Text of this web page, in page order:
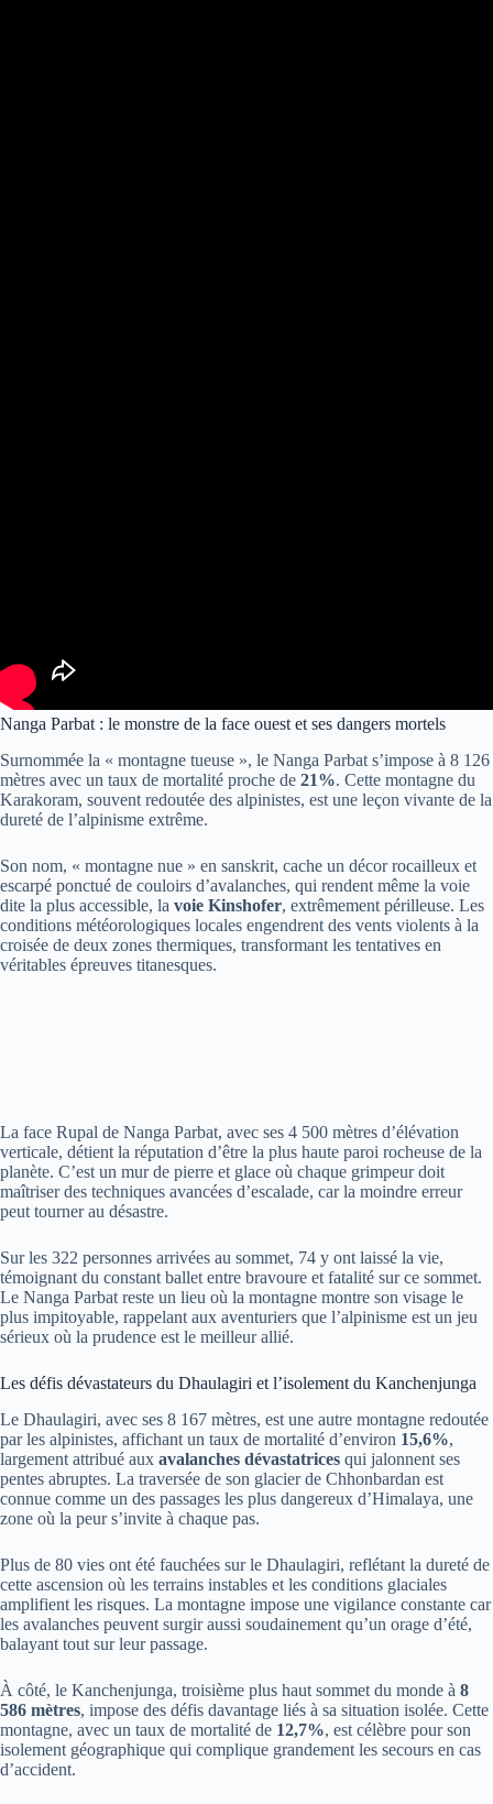
Nanga Parbat : le monstre de la face ouest et ses dangers mortels
Surnommée la « montagne tueuse », le Nanga Parbat s’impose à 8 126
mètres avec un taux de mortalité proche de 21%. Cette montagne du
Karakoram, souvent redoutée des alpinistes, est une leçon vivante de la
dureté de l’alpinisme extrême.
Son nom, « montagne nue » en sanskrit, cache un décor rocailleux et
escarpé ponctué de couloirs d’avalanches, qui rendent même la voie
dite la plus accessible, la voie Kinshofer, extrêmement périlleuse. Les
conditions météorologiques locales engendrent des vents violents à la
croisée de deux zones thermiques, transformant les tentatives en
véritables épreuves titanesques.
La face Rupal de Nanga Parbat, avec ses 4 500 mètres d’élévation
verticale, détient la réputation d’être la plus haute paroi rocheuse de la
planète. C’est un mur de pierre et glace où chaque grimpeur doit
maîtriser des techniques avancées d’escalade, car la moindre erreur
peut tourner au désastre.
Sur les 322 personnes arrivées au sommet, 74 y ont laissé la vie,
témoignant du constant ballet entre bravoure et fatalité sur ce sommet.
Le Nanga Parbat reste un lieu où la montagne montre son visage le
plus impitoyable, rappelant aux aventuriers que l’alpinisme est un jeu
sérieux où la prudence est le meilleur allié.
Les défis dévastateurs du Dhaulagiri et l’isolement du Kanchenjunga
Le Dhaulagiri, avec ses 8 167 mètres, est une autre montagne redoutée
par les alpinistes, affichant un taux de mortalité d’environ 15,6%,
largement attribué aux avalanches dévastatrices qui jalonnent ses
pentes abruptes. La traversée de son glacier de Chhonbardan est
connue comme un des passages les plus dangereux d’Himalaya, une
zone où la peur s’invite à chaque pas.
Plus de 80 vies ont été fauchées sur le Dhaulagiri, reflétant la dureté de
cette ascension où les terrains instables et les conditions glaciales
amplifient les risques. La montagne impose une vigilance constante car
les avalanches peuvent surgir aussi soudainement qu’un orage d’été,
balayant tout sur leur passage.
À côté, le Kanchenjunga, troisième plus haut sommet du monde à 8
586 mètres, impose des défis davantage liés à sa situation isolée. Cette
montagne, avec un taux de mortalité de 12,7%, est célèbre pour son
isolement géographique qui complique grandement les secours en cas
d’accident.